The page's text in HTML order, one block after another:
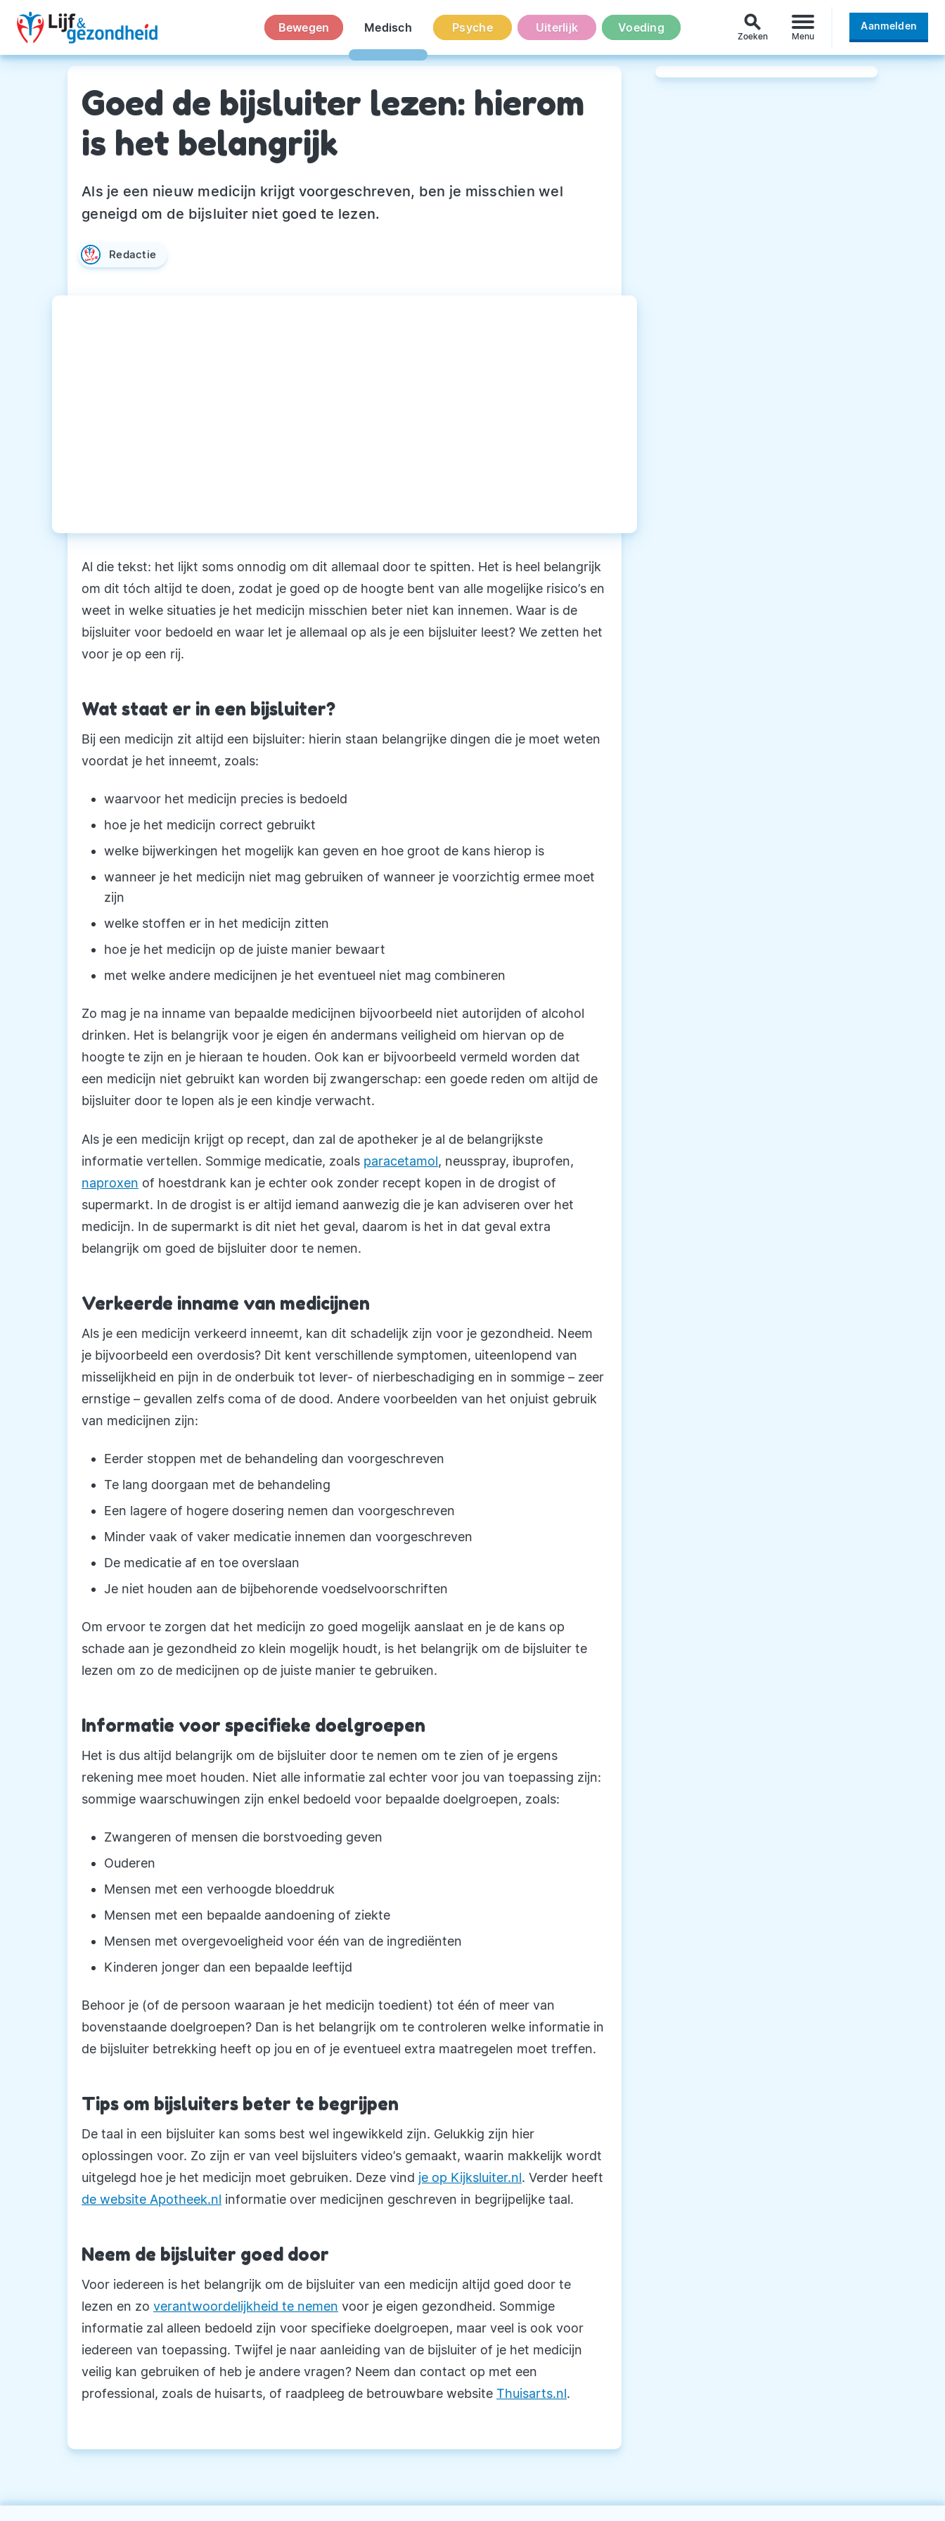
Bewegen Medisch Psyche Uiterlijk Voeding search
Zoeken Menu
Aanmelden
Goed de bijsluiter lezen: hierom
is het belangrijk
Als je een nieuw medicijn krijgt voorgeschreven, ben je misschien wel
geneigd om de bijsluiter niet goed te lezen.
Redactie
Al die tekst: het lijkt soms onnodig om dit allemaal door te spitten. Het is heel belangrijk
om dit tóch altijd te doen, zodat je goed op de hoogte bent van alle mogelijke risico’s en
weet in welke situaties je het medicijn misschien beter niet kan innemen. Waar is de
bijsluiter voor bedoeld en waar let je allemaal op als je een bijsluiter leest? We zetten het
voor je op een rij.
Wat staat er in een bijsluiter?
Bij een medicijn zit altijd een bijsluiter: hierin staan belangrijke dingen die je moet weten
voordat je het inneemt, zoals:
waarvoor het medicijn precies is bedoeld
hoe je het medicijn correct gebruikt
welke bijwerkingen het mogelijk kan geven en hoe groot de kans hierop is
wanneer je het medicijn niet mag gebruiken of wanneer je voorzichtig ermee moet
zijn
welke stoffen er in het medicijn zitten
hoe je het medicijn op de juiste manier bewaart
met welke andere medicijnen je het eventueel niet mag combineren
Zo mag je na inname van bepaalde medicijnen bijvoorbeeld niet autorijden of alcohol
drinken. Het is belangrijk voor je eigen én andermans veiligheid om hiervan op de
hoogte te zijn en je hieraan te houden. Ook kan er bijvoorbeeld vermeld worden dat
een medicijn niet gebruikt kan worden bij zwangerschap: een goede reden om altijd de
bijsluiter door te lopen als je een kindje verwacht.
Als je een medicijn krijgt op recept, dan zal de apotheker je al de belangrijkste
informatie vertellen. Sommige medicatie, zoals paracetamol, neusspray, ibuprofen,
naproxen of hoestdrank kan je echter ook zonder recept kopen in de drogist of
supermarkt. In de drogist is er altijd iemand aanwezig die je kan adviseren over het
medicijn. In de supermarkt is dit niet het geval, daarom is het in dat geval extra
belangrijk om goed de bijsluiter door te nemen.
Verkeerde inname van medicijnen
Als je een medicijn verkeerd inneemt, kan dit schadelijk zijn voor je gezondheid. Neem
je bijvoorbeeld een overdosis? Dit kent verschillende symptomen, uiteenlopend van
misselijkheid en pijn in de onderbuik tot lever- of nierbeschadiging en in sommige – zeer
ernstige – gevallen zelfs coma of de dood. Andere voorbeelden van het onjuist gebruik
van medicijnen zijn:
Eerder stoppen met de behandeling dan voorgeschreven
Te lang doorgaan met de behandeling
Een lagere of hogere dosering nemen dan voorgeschreven
Minder vaak of vaker medicatie innemen dan voorgeschreven
De medicatie af en toe overslaan
Je niet houden aan de bijbehorende voedselvoorschriften
Om ervoor te zorgen dat het medicijn zo goed mogelijk aanslaat en je de kans op
schade aan je gezondheid zo klein mogelijk houdt, is het belangrijk om de bijsluiter te
lezen om zo de medicijnen op de juiste manier te gebruiken.
Informatie voor specifieke doelgroepen
Het is dus altijd belangrijk om de bijsluiter door te nemen om te zien of je ergens
rekening mee moet houden. Niet alle informatie zal echter voor jou van toepassing zijn:
sommige waarschuwingen zijn enkel bedoeld voor bepaalde doelgroepen, zoals:
Zwangeren of mensen die borstvoeding geven
Ouderen
Mensen met een verhoogde bloeddruk
Mensen met een bepaalde aandoening of ziekte
Mensen met overgevoeligheid voor één van de ingrediënten
Kinderen jonger dan een bepaalde leeftijd
Behoor je (of de persoon waaraan je het medicijn toedient) tot één of meer van
bovenstaande doelgroepen? Dan is het belangrijk om te controleren welke informatie in
de bijsluiter betrekking heeft op jou en of je eventueel extra maatregelen moet treffen.
Tips om bijsluiters beter te begrijpen
De taal in een bijsluiter kan soms best wel ingewikkeld zijn. Gelukkig zijn hier
oplossingen voor. Zo zijn er van veel bijsluiters video’s gemaakt, waarin makkelijk wordt
uitgelegd hoe je het medicijn moet gebruiken. Deze vind je op Kijksluiter.nl. Verder heeft
de website Apotheek.nl informatie over medicijnen geschreven in begrijpelijke taal.
Neem de bijsluiter goed door
Voor iedereen is het belangrijk om de bijsluiter van een medicijn altijd goed door te
lezen en zo verantwoordelijkheid te nemen voor je eigen gezondheid. Sommige
informatie zal alleen bedoeld zijn voor specifieke doelgroepen, maar veel is ook voor
iedereen van toepassing. Twijfel je naar aanleiding van de bijsluiter of je het medicijn
veilig kan gebruiken of heb je andere vragen? Neem dan contact op met een
professional, zoals de huisarts, of raadpleeg de betrouwbare website Thuisarts.nl.